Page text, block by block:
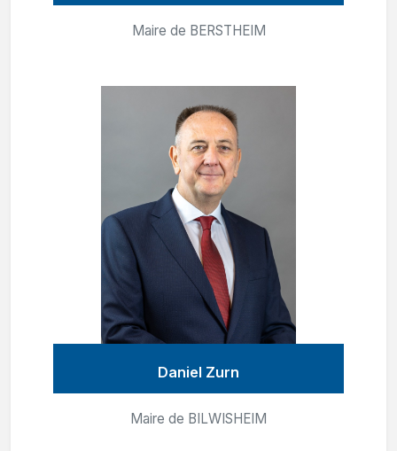
Maire de BERSTHEIM
Daniel Zurn
Maire de BILWISHEIM